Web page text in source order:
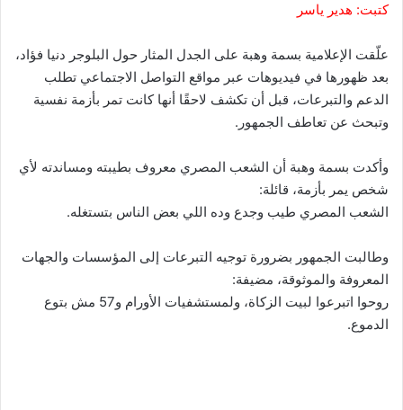
كتبت: هدير ياسر
علّقت الإعلامية بسمة وهبة على الجدل المثار حول البلوجر دنيا فؤاد،
بعد ظهورها في فيديوهات عبر مواقع التواصل الاجتماعي تطلب
الدعم والتبرعات، قبل أن تكشف لاحقًا أنها كانت تمر بأزمة نفسية
وتبحث عن تعاطف الجمهور.
وأكدت بسمة وهبة أن الشعب المصري معروف بطيبته ومساندته لأي
شخص يمر بأزمة، قائلة:
الشعب المصري طيب وجدع وده اللي بعض الناس بتستغله.
وطالبت الجمهور بضرورة توجيه التبرعات إلى المؤسسات والجهات
المعروفة والموثوقة، مضيفة:
روحوا اتبرعوا لبيت الزكاة، ولمستشفيات الأورام و57 مش بتوع
الدموع.